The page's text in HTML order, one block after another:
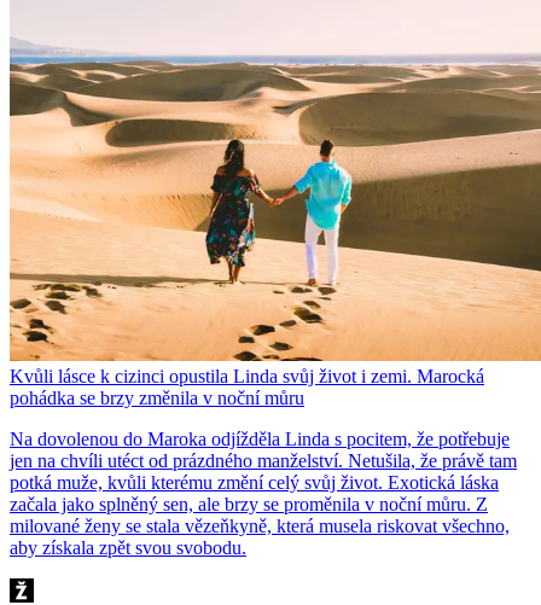
Kvůli lásce k cizinci opustila Linda svůj život i zemi. Marocká
pohádka se brzy změnila v noční můru
Na dovolenou do Maroka odjížděla Linda s pocitem, že potřebuje
jen na chvíli utéct od prázdného manželství. Netušila, že právě tam
potká muže, kvůli kterému změní celý svůj život. Exotická láska
začala jako splněný sen, ale brzy se proměnila v noční můru. Z
milované ženy se stala vězeňkyně, která musela riskovat všechno,
aby získala zpět svou svobodu.